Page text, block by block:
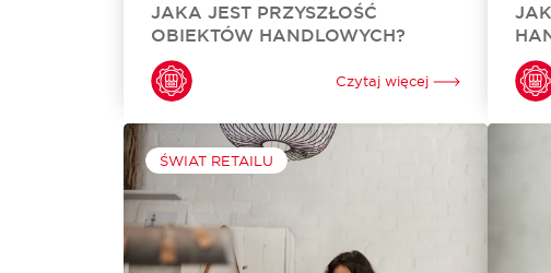
JAKA JEST PRZYSZŁOŚĆ
OBIEKTÓW HANDLOWYCH?
Zamknięte budynki, porośnięte roślinnością
witryny, zakurzone półki - czy taka jest
przyszłość centrów handlowych? W ostatnich
apokaliptycznych przepowiedni dla galerii czy
parków handlowych. Nic jednak...
Czytaj więcej
ŚWIAT RETAILU